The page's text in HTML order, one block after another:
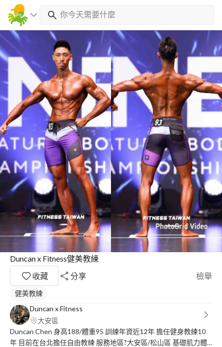
Duncan x Fitness健美教練
收藏
分享 檢舉
健美教練
Duncan x Fitness
大安區
Duncan Chen 身高188/體重95 訓練年資近12年 擔任健身教練10
年 目前在台北擔任自由教練 服務地區?大安區/松山區 基礎肌力體